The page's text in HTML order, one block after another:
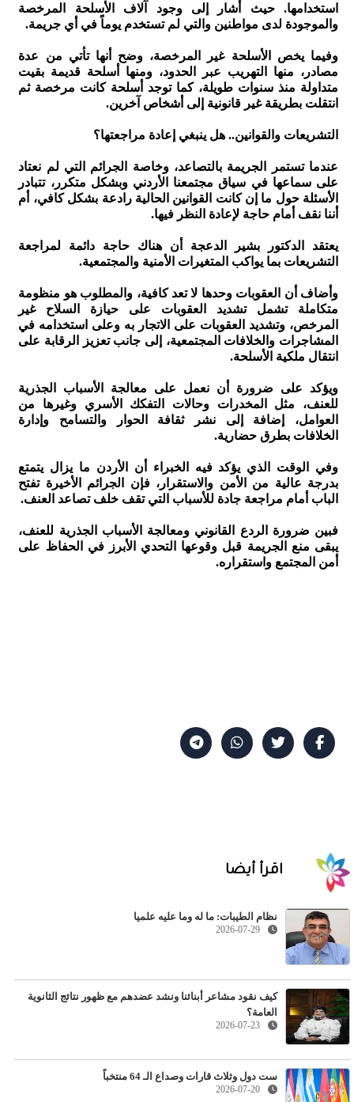
استخدامها. حيث أشار إلى وجود آلاف الأسلحة المرخصة
والموجودة لدى مواطنين والتي لم تستخدم يوماً في أي جريمة.
وفيما يخص الأسلحة غير المرخصة، وضح أنها تأتي من عدة
مصادر، منها التهريب عبر الحدود، ومنها أسلحة قديمة بقيت
متداولة منذ سنوات طويلة، كما توجد أسلحة كانت مرخصة ثم
انتقلت بطريقة غير قانونية إلى أشخاص آخرين.
التشريعات والقوانين.. هل ينبغي إعادة مراجعتها؟
عندما تستمر الجريمة بالتصاعد، وخاصة الجرائم التي لم نعتاد
على سماعها في سياق مجتمعنا الأردني وبشكل متكرر، تتبادر
الأسئلة حول ما إن كانت القوانين الحالية رادعة بشكل كافي، أم
أننا نقف أمام حاجة لإعادة النظر فيها.
يعتقد الدكتور بشير الدعجة أن هناك حاجة دائمة لمراجعة
التشريعات بما يواكب المتغيرات الأمنية والمجتمعية.
وأضاف أن العقوبات وحدها لا تعد كافية، والمطلوب هو منظومة
متكاملة تشمل تشديد العقوبات على حيازة السلاح غير
المرخص، وتشديد العقوبات على الاتجار به وعلى استخدامه في
المشاجرات والخلافات المجتمعية، إلى جانب تعزيز الرقابة على
انتقال ملكية الأسلحة.
ويؤكد على ضرورة أن نعمل على معالجة الأسباب الجذرية
للعنف، مثل المخدرات وحالات التفكك الأسري وغيرها من
العوامل، إضافة إلى نشر ثقافة الحوار والتسامح وإدارة
الخلافات بطرق حضارية.
وفي الوقت الذي يؤكد فيه الخبراء أن الأردن ما يزال يتمتع
بدرجة عالية من الأمن والاستقرار، فإن الجرائم الأخيرة تفتح
الباب أمام مراجعة جادة للأسباب التي تقف خلف تصاعد العنف.
فبين ضرورة الردع القانوني ومعالجة الأسباب الجذرية للعنف،
يبقى منع الجريمة قبل وقوعها التحدي الأبرز في الحفاظ على
أمن المجتمع واستقراره.
اقرأ أيضا
نظام الطيبات: ما له وما عليه علميا
2026-07-29
كيف نقود مشاعر أبنائنا ونشد عضدهم مع ظهور نتائج الثانوية
العامة؟
2026-07-23
ست دول وثلاث قارات وصداع الـ 64 منتخباً
2026-07-20